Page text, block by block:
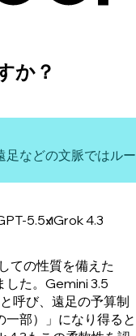
か？
足などの文脈ではルー
5.5 Grok 4.3
ての性質を備えた
した。Gemini 3.5
呼び、遠足の予算制
部）」になり得ると